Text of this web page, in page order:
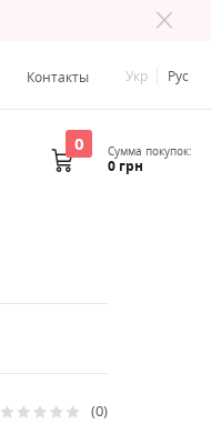
Контакты Укр Рус
0 Сумма покупок:
0 грн
Рейтинг: 0